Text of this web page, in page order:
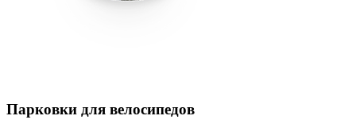
Парковки для велосипедов